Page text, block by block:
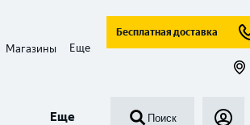
Магазины Еще
Бесплатная доставка
Еще Поиск